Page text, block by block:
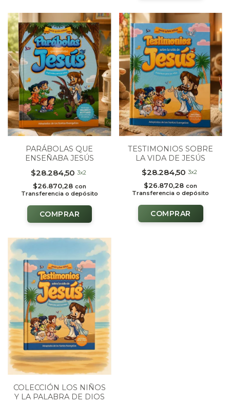
PARÁBOLAS QUE
ENSEÑABA JESÚS
$28.284,50 3x2
$26.870,28 con
Transferencia o depósito
TESTIMONIOS SOBRE
LA VIDA DE JESÚS
$28.284,503x2
$26.870,28con
Transferencia o depósito
COLECCIÓN LOS NIÑOS
Y LA PALABRA DE DIOS